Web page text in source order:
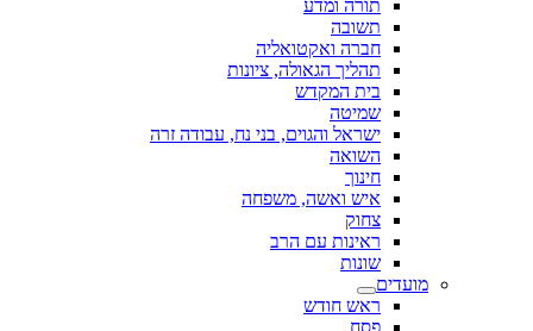
תורה ומדע
תשובה
חברה ואקטואליה
תהליך הגאולה, ציונות
בית המקדש
שמיטה
ישראל והגוים, בני נח, עבודה זרה
השואה
חינוך
איש ואשה, משפחה
צחוק
ראינות עם הרב
שונות
מועדים
ראש חודש
פסח